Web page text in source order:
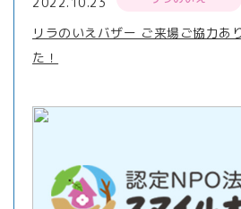
リラのいえバザー ご来場ご協力あ
た！